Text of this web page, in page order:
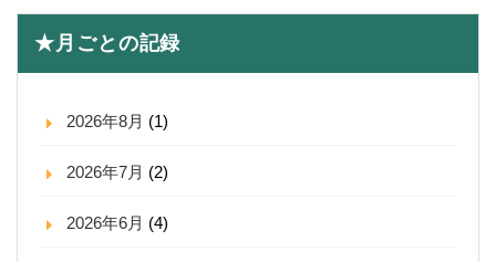
★月ごとの記録
2026年8月 (1)
2026年7月 (2)
2026年6月 (4)